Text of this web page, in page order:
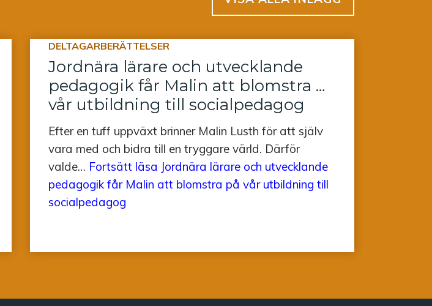
DELTAGARBERÄTTELSER
Jordnära lärare och utvecklande
pedagogik får Malin att blomstra på
vår utbildning till socialpedagog
Efter en tuff uppväxt brinner Malin Lusth för att själv
vara med och bidra till en tryggare värld. Därför
valde… Fortsätt läsa Jordnära lärare och utvecklande
pedagogik får Malin att blomstra på vår utbildning till
socialpedagog